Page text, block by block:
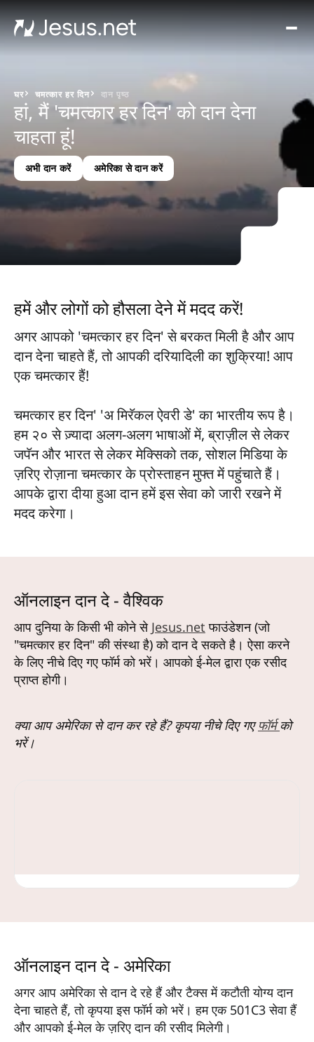
घर
मूवीज़
हर
घर चमत्कार हर दिन दान पृष्ठ
हां, मैं 'चमत्कार हर दिन' को दान देना
चाहता हूं!
अभी दान करें अमेरिका से दान करें
हमें और लोगों को हौसला देने में मदद करें!
अगर आपको 'चमत्कार हर दिन' से बरकत मिली है और आप
दान देना चाहते हैं, तो आपकी दरियादिली का शुक्रिया! आप
एक चमत्कार हैं!
चमत्कार हर दिन' 'अ मिरॅकल ऐवरी डे' का भारतीय रूप है।
हम २० से ज़्यादा अलग-अलग भाषाओं में, ब्राज़ील से लेकर
जपॅन और भारत से लेकर मेक्सिको तक, सोशल मिडिया के
ज़रिए रोज़ाना चमत्कार के प्रोस्ताहन मुफ्त में पहुंचाते हैं।
आपके द्वारा दीया हुआ दान हमें इस सेवा को जारी रखने में
मदद करेगा।
ऑनलाइन दान दे - वैश्विक
आप दुनिया के किसी भी कोने से Jesus.net फाउंडेशन (जो
"चमत्कार हर दिन" की संस्था है) को दान दे सकते है। ऐसा करने
के लिए नीचे दिए गए फॉर्म को भरें। आपको ई-मेल द्वारा एक रसीद
प्राप्त होगी।
क्या आप अमेरिका से दान कर रहे हैं? कृपया नीचे दिए गएफॉर्मको
भरें।
ऑनलाइन दान दे - अमेरिका
अगर आप अमेरिका से दान दे रहे हैं और टैक्स में कटौती योग्य दान
देना चाहते हैं, तो कृपया इस फॉर्म को भरें। हम एक 501C3 सेवा हैं
और आपको ई-मेल के ज़रिए दान की रसीद मिलेगी।